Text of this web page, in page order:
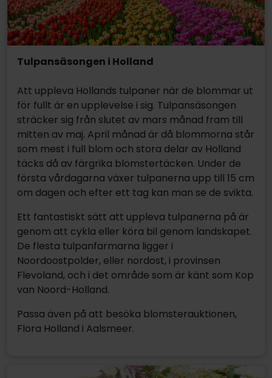
Tulpansäsongen i Holland
Att uppleva Hollands tulpaner när de blommar ut
för fullt är en upplevelse i sig. Tulpansäsongen
sträcker sig från slutet av mars månad fram till
mitten av maj. April månad är då blommorna står
som mest i full blom och stora delar av Holland
täcks då av färgrika blomstertäcken. Under de
första vårdagarna växer tulpanerna upp till 15 cm
om dagen och efter ett tag kan man se de svikta.
Ett fantastiskt sätt att uppleva tulpanerna på är
genom att cykla eller köra bil genom landskapet.
De flesta tulpanfarmarna ligger i
Noordoostpolder, eller nordost, i provinsen
Flevoland, och i det område som är känt som Kop
van Noord-Holland.
Passa även på att besöka blomsterauktionen,
Flora Holland i Aalsmeer.